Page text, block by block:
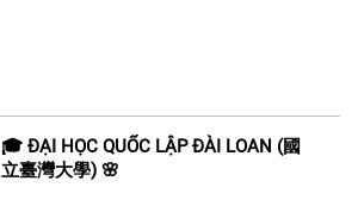
🎓 ĐẠI HỌC QUỐC LẬP ĐÀI LOAN (國
立臺灣大學) 🌸